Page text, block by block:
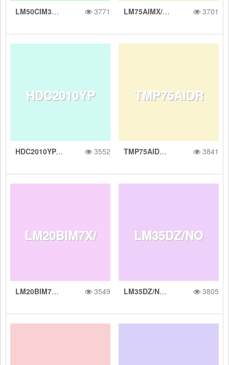
温度传感器 有 I2C/SMBu
NOPB 具有 1
增益的 &plus
3771
LM50CIM3X/NOPB 具有 10mV/&deg;C 增益的 &plusmn;2&deg;C 模拟输出温度传感器
OPB 具有 I2
口的 2C 业界
3701
LM75AIMX/NOPB 具有 I2C/SMBus 接口的 2C 业界通用温度传感器
HDC2010YP
AR 2% RH
耗数字相对湿
3552
HDC2010YPAR 2% RH 超小型、低功耗数字相对湿度传感器
TMP75AIDR
采用业界通用
具有 I2C/SM
3841
TMP75AIDR 采用业界通用 LM75 尺寸、具有 I2C/SMBus 接口的 1C 数字温度传感器
LM20BIM7X/
NOPB ±1.5°
3549
LM20BIM7X/NOPB ±1.5°C 模拟输出温度传感器
LM35DZ/NO
PB 1C 高压
3805
LM35DZ/NOPB 1C 高压模拟温度传感器